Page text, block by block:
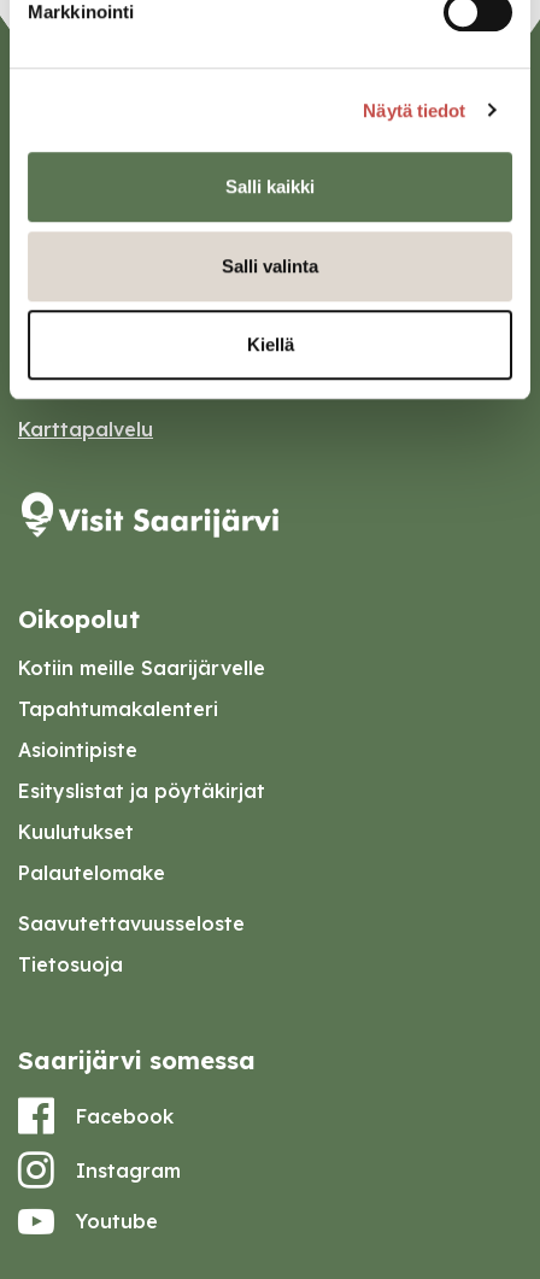
Markkinointi
Näytä tiedot
Salli kaikki
Salli valinta
Kiellä
Sivulantie 11, PL 13
kirjaamo@saarijarvi.fi
Karttapalvelu
Oikopolut
Kotiin meille Saarijärvelle
Tapahtumakalenteri
Asiointipiste
Esityslistat ja pöytäkirjat
Kuulutukset
Palautelomake
Saavutettavuusseloste
Tietosuoja
Saarijärvi somessa
Facebook
Instagram
Youtube